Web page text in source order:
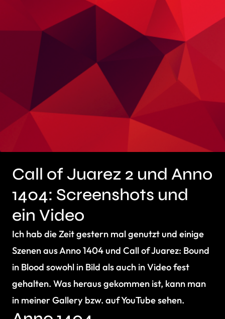
Call of Juarez 2 und Anno
1404: Screenshots und
ein Video
Ich hab die Zeit gestern mal genutzt und einige
Szenen aus Anno 1404 und Call of Juarez: Bound
in Blood sowohl in Bild als auch in Video fest
gehalten. Was heraus gekommen ist, kann man
in meiner Gallery bzw. auf YouTube sehen.